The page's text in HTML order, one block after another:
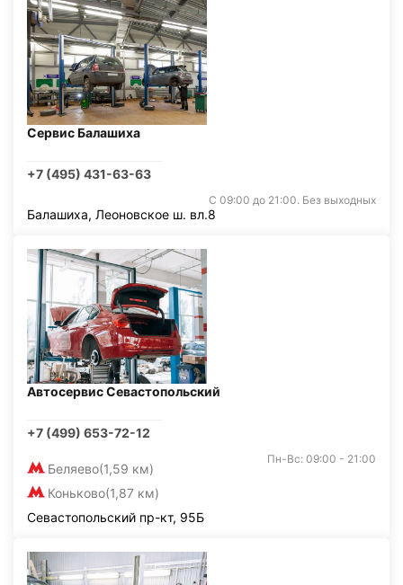
Сервис Балашиха
+7 (495) 431-63-63
С 09:00 до 21:00. Без выходных
Балашиха, Леоновское ш. вл.8
Автосервис Севастопольский
+7 (499) 653-72-12
Беляево(1,59 км)
Коньково(1,87 км)
Пн-Вс: 09:00 - 21:00
Севастопольский пр-кт, 95Б